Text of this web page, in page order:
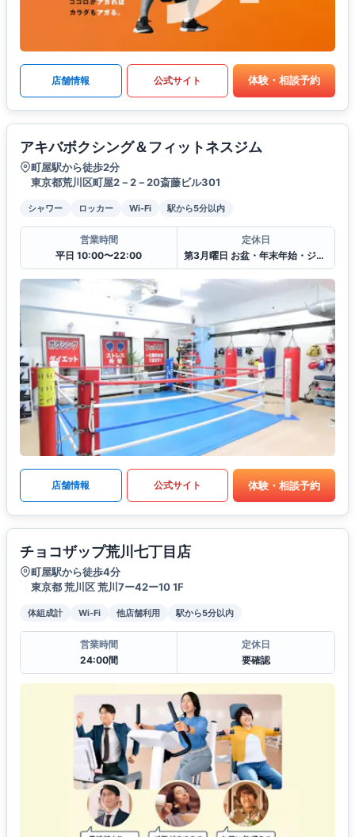
店舗情報 公式サイト 体験・相談予約
アキバボクシング＆フィットネスジム
町屋駅から徒歩2分
東京都荒川区町屋2－2－20斎藤ビル301
シャワー ロッカー Wi-Fi 駅から5分以内
営業時間
平日 10:00〜22:00
定休日
第3月曜日 お盆・年末年始・ジムの行事や試合等
店舗情報 公式サイト 体験・相談予約
チョコザップ荒川七丁目店
町屋駅から徒歩4分
東京都 荒川区 荒川7ー42ー10 1F
体組成計 Wi-Fi 他店舗利用 駅から5分以内
営業時間
24:00間
定休日
要確認